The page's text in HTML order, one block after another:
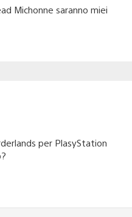
Michonne saranno miei
per PlasyStation